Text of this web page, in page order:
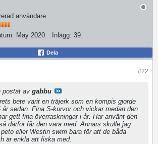
användare
May 2020 Inlägg: 39
Dela
#22
postat av gabbu
bete varit en träjerk som en kompis gjorde
år sedan. Fina S-kurvor och vickar medan den
gett fina överraskningar i år. Har använt den
därför får den vara med. Annars skulle jag
eller Westin swim bara för att de båda
är enkla att fiska med.